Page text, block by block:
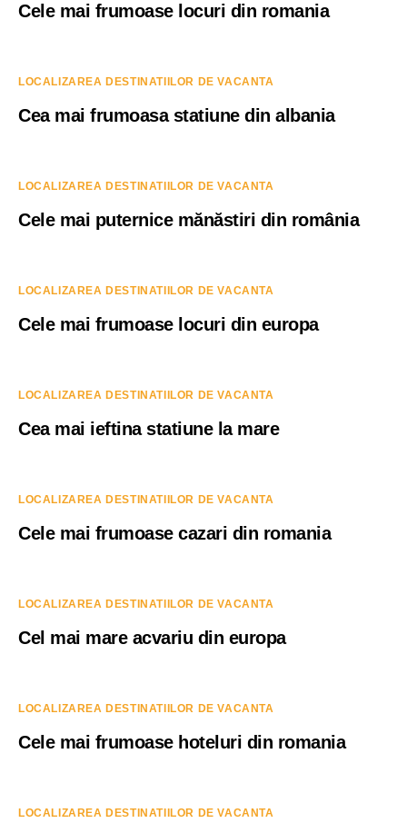
Cele mai frumoase locuri din romania
LOCALIZAREA DESTINATIILOR DE VACANTA
Cea mai frumoasa statiune din albania
LOCALIZAREA DESTINATIILOR DE VACANTA
Cele mai puternice mănăstiri din românia
LOCALIZAREA DESTINATIILOR DE VACANTA
Cele mai frumoase locuri din europa
LOCALIZAREA DESTINATIILOR DE VACANTA
Cea mai ieftina statiune la mare
LOCALIZAREA DESTINATIILOR DE VACANTA
Cele mai frumoase cazari din romania
LOCALIZAREA DESTINATIILOR DE VACANTA
Cel mai mare acvariu din europa
LOCALIZAREA DESTINATIILOR DE VACANTA
Cele mai frumoase hoteluri din romania
LOCALIZAREA DESTINATIILOR DE VACANTA